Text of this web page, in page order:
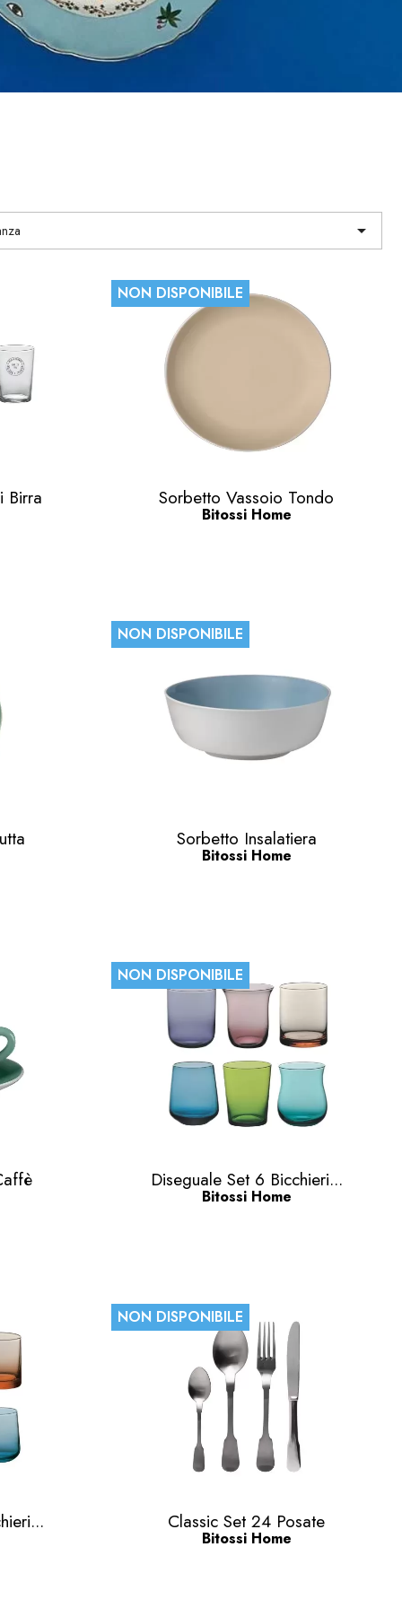

Birra  Anteprima
Sorbetto Vassoio Tondo
Bitossi Home
NON DISPONIBILE
Anteprima
Sorbetto Insalatiera
Bitossi Home
NON DISPONIBILE
 Anteprima
Diseguale Set 6 Bicchieri...
Bitossi Home
NON DISPONIBILE
Anteprima
Classic Set 24 Posate
Bitossi Home
NON DISPONIBILE